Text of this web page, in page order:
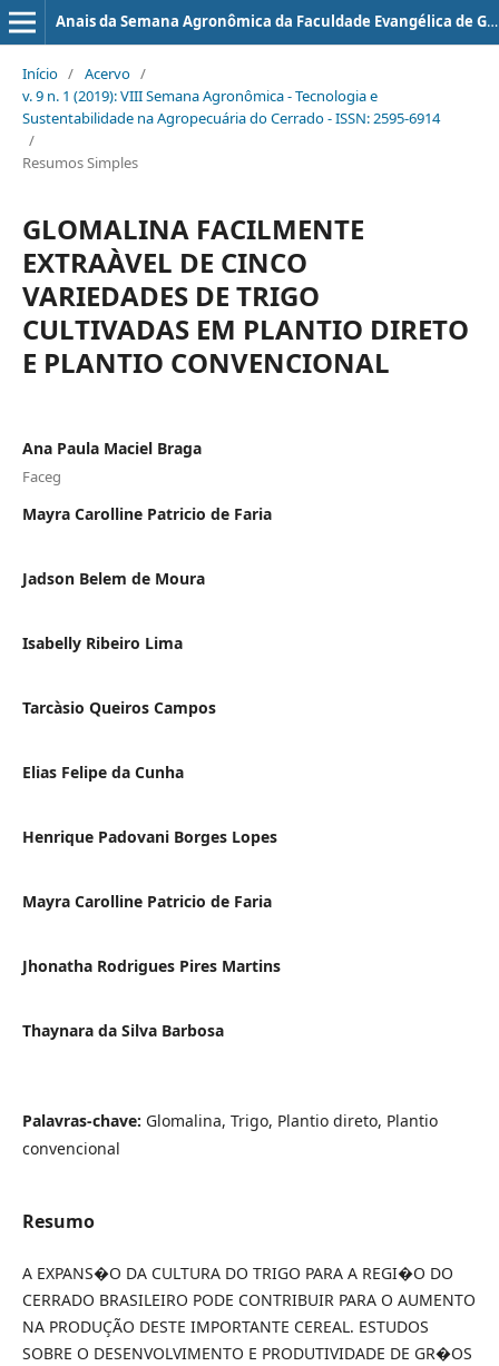
Anais da Semana Agronômica da Faculdade Evangélica de Goianésia
Início / Acervo /
v. 9 n. 1 (2019): VIII Semana Agronômica - Tecnologia e
Sustentabilidade na Agropecuária do Cerrado - ISSN: 2595-6914
/
Resumos Simples
GLOMALINA FACILMENTE
EXTRAÀ­VEL DE CINCO
VARIEDADES DE TRIGO
CULTIVADAS EM PLANTIO DIRETO
E PLANTIO CONVENCIONAL
Ana Paula Maciel Braga
Faceg
Mayra Carolline Patricio de Faria
Jadson Belem de Moura
Isabelly Ribeiro Lima
Tarcà­sio Queiros Campos
Elias Felipe da Cunha
Henrique Padovani Borges Lopes
Mayra Carolline Patricio de Faria
Jhonatha Rodrigues Pires Martins
Thaynara da Silva Barbosa
Palavras-chave: Glomalina, Trigo, Plantio direto, Plantio
convencional
Resumo
A EXPANS�O DA CULTURA DO TRIGO PARA A REGI�O DO
CERRADO BRASILEIRO PODE CONTRIBUIR PARA O AUMENTO
NA PRODUÇÃO DESTE IMPORTANTE CEREAL. ESTUDOS
SOBRE O DESENVOLVIMENTO E PRODUTIVIDADE DE GR�OS